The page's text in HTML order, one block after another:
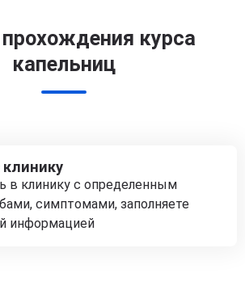
курса
капельниц
в клинику с определенным
симптомами, заполняете
информацией